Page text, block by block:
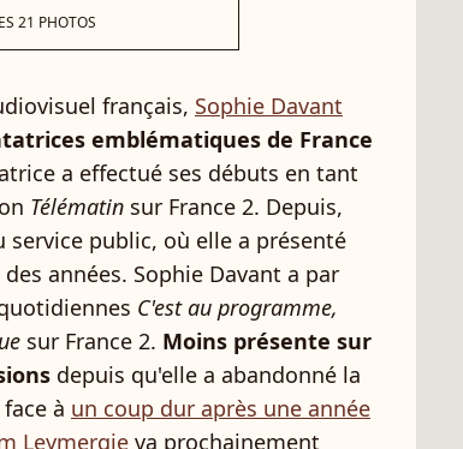
21 PHOTOS
français, Sophie Davant
emblématiques de France
a effectué ses débuts en tant
Télématin sur France 2. Depuis,
public, où elle a présenté
années. Sophie Davant a par
C'est au programme,
sur France 2. Moins présente sur
depuis qu'elle a abandonné la
à un coup dur après une année
Leymergie va prochainement